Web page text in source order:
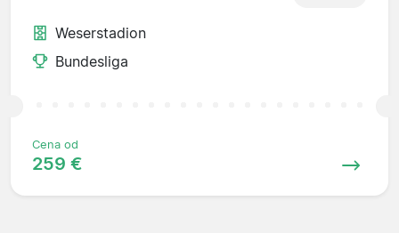
Weserstadion
Bundesliga
Cena od
259 €